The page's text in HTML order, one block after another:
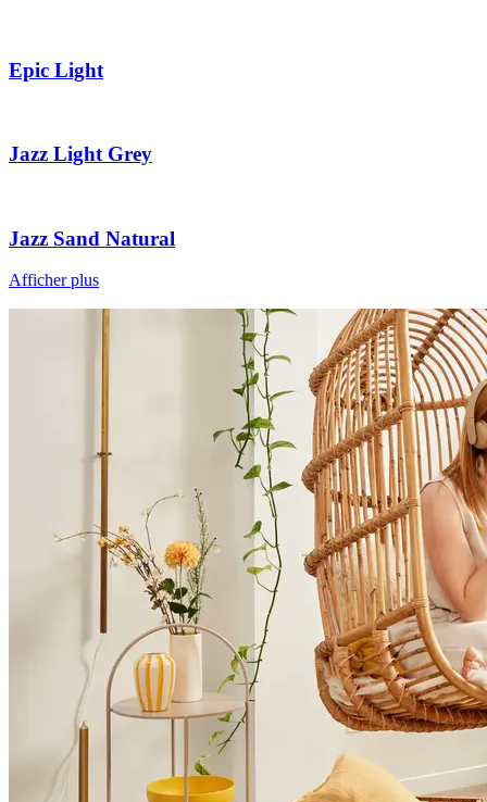
Epic Light
Jazz Light Grey
Jazz Sand Natural
Afficher plus